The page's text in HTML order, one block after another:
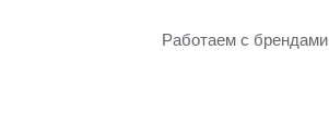
Работаем с брендами